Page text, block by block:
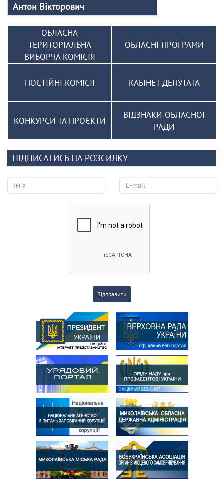
Антон Вікторович
ОБЛАСНА
ТЕРИТОРІАЛЬНА
ВИБОРЧА КОМІСІЯ
ОБЛАСНІ ПРОГРАМИ
ПОСТІЙНІ КОМІСІЇ КАБІНЕТ ДЕПУТАТА
КОНКУРСИ ТА ПРОЄКТИ
ВІДЗНАКИ ОБЛАСНОЇ
РАДИ
ПІДПИСАТИСЬ НА РОЗСИЛКУ
Відправити